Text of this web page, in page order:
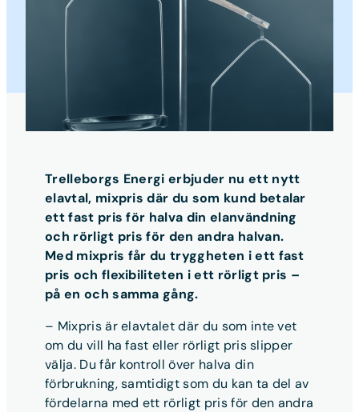
Trelleborgs Energi erbjuder nu ett nytt
elavtal, mixpris där du som kund betalar
ett fast pris för halva din elanvändning
och rörligt pris för den andra halvan.
Med mixpris får du tryggheten i ett fast
pris och flexibiliteten i ett rörligt pris –
på en och samma gång.
– Mixpris är elavtalet där du som inte vet
om du vill ha fast eller rörligt pris slipper
välja. Du får kontroll över halva din
förbrukning, samtidigt som du kan ta del av
fördelarna med ett rörligt pris för den andra